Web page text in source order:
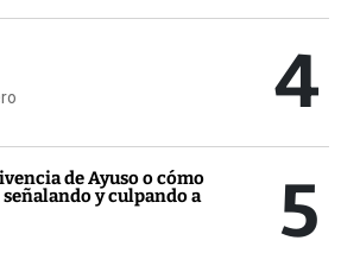
4
de Ayuso o cómo
y culpando a
5